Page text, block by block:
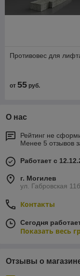
Противовес для
от 55 руб.
О нас
Рейтинг не
Менее 5 отзывов
Работает с
г. Могилев
ул. Габровская
Контакты
Сегодня
Показать весь
Отзывы о